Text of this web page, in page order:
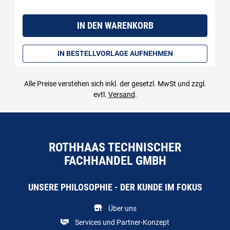
IN DEN WARENKORB
IN BESTELLVORLAGE AUFNEHMEN
Alle Preise verstehen sich inkl. der gesetzl. MwSt und zzgl.
evtl. Versand.
ROTHHAAS TECHNISCHER
FACHHANDEL GMBH
UNSERE PHILOSOPHIE - DER KUNDE IM FOKUS
Über uns
Services und Partner-Konzept